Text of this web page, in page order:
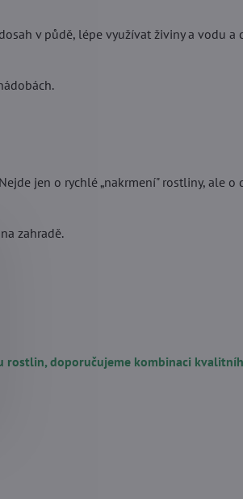
v půdě, lépe využívat živiny a vodu a
jen o rychlé „nakrmení" rostliny, ale
zahradě.
doporučujeme kombinaci